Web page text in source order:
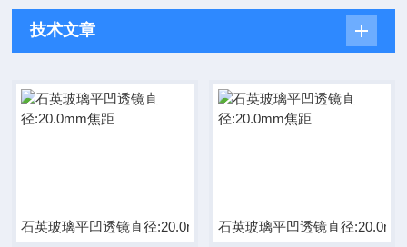
技术文章
石英玻璃平凹透镜直径:20.0mm焦距石英玻璃平凹透镜直径